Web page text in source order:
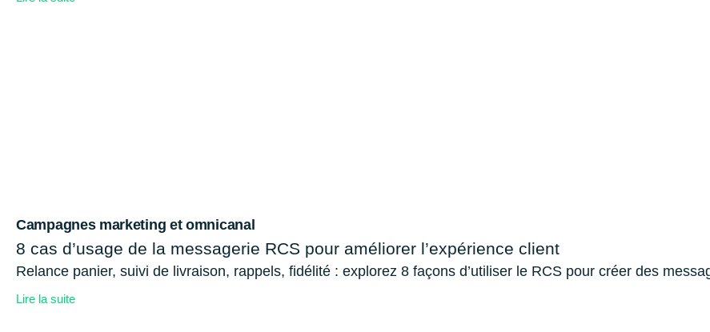
Campagnes marketing et omnicanal
8 cas d’usage de la messagerie RCS pour améliorer l’expérience client
Relance panier, suivi de livraison, rappels, fidélité : explorez 8 façons d’utiliser le RCS pour créer des
Lire la suite